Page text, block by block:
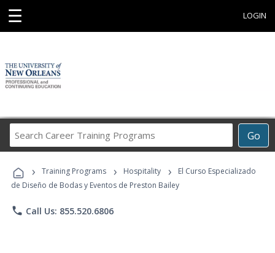
☰ LOGIN
Go
Career
Programs
› Training Programs › Hospitality ›
El Curso Especializado
de Diseño de Bodas y Eventos de Preston Bailey
phone Call Us: 855.520.6806